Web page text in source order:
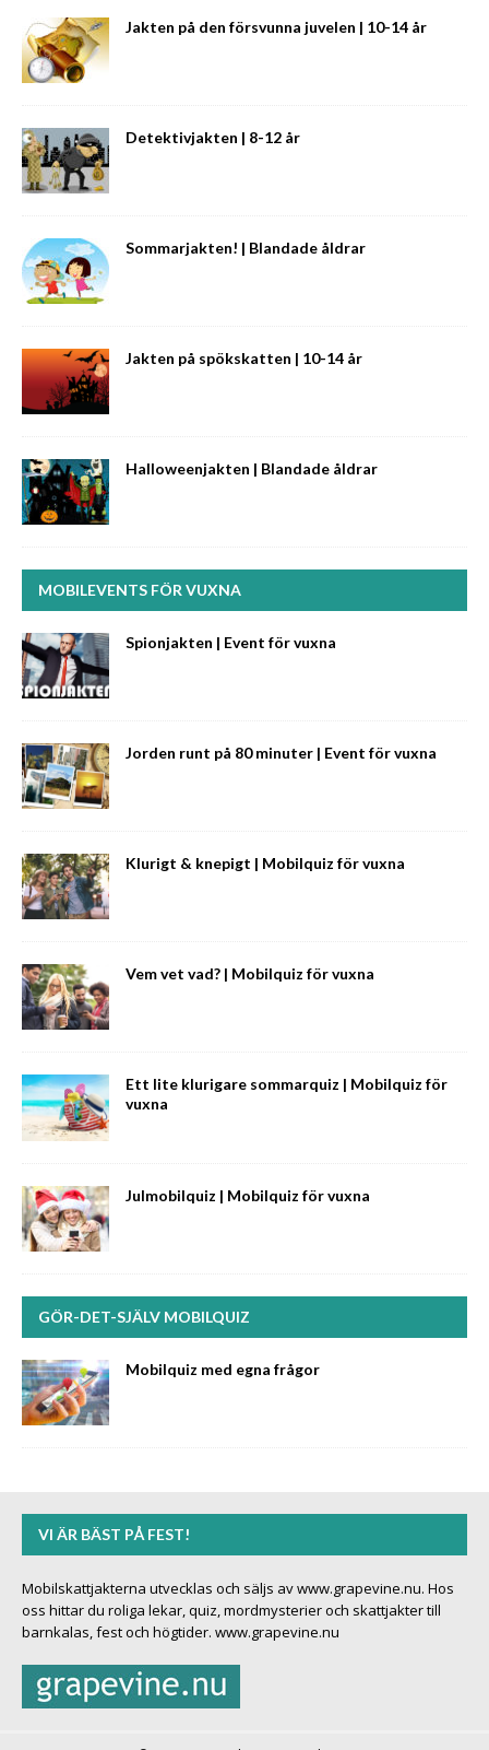
Jakten på den försvunna juvelen | 10-14 år
Detektivjakten | 8-12 år
Sommarjakten! | Blandade åldrar
Jakten på spökskatten | 10-14 år
Halloweenjakten | Blandade åldrar
MOBILEVENTS FÖR VUXNA
Spionjakten | Event för vuxna
Jorden runt på 80 minuter | Event för vuxna
Klurigt & knepigt | Mobilquiz för vuxna
Vem vet vad? | Mobilquiz för vuxna
Ett lite klurigare sommarquiz | Mobilquiz för
vuxna
Julmobilquiz | Mobilquiz för vuxna
GÖR-DET-SJÄLV MOBILQUIZ
Mobilquiz med egna frågor
VI ÄR BÄST PÅ FEST!
Mobilskattjakterna utvecklas och säljs av www.grapevine.nu. Hos
oss hittar du roliga lekar, quiz, mordmysterier och skattjakter till
barnkalas, fest och högtider. www.grapevine.nu